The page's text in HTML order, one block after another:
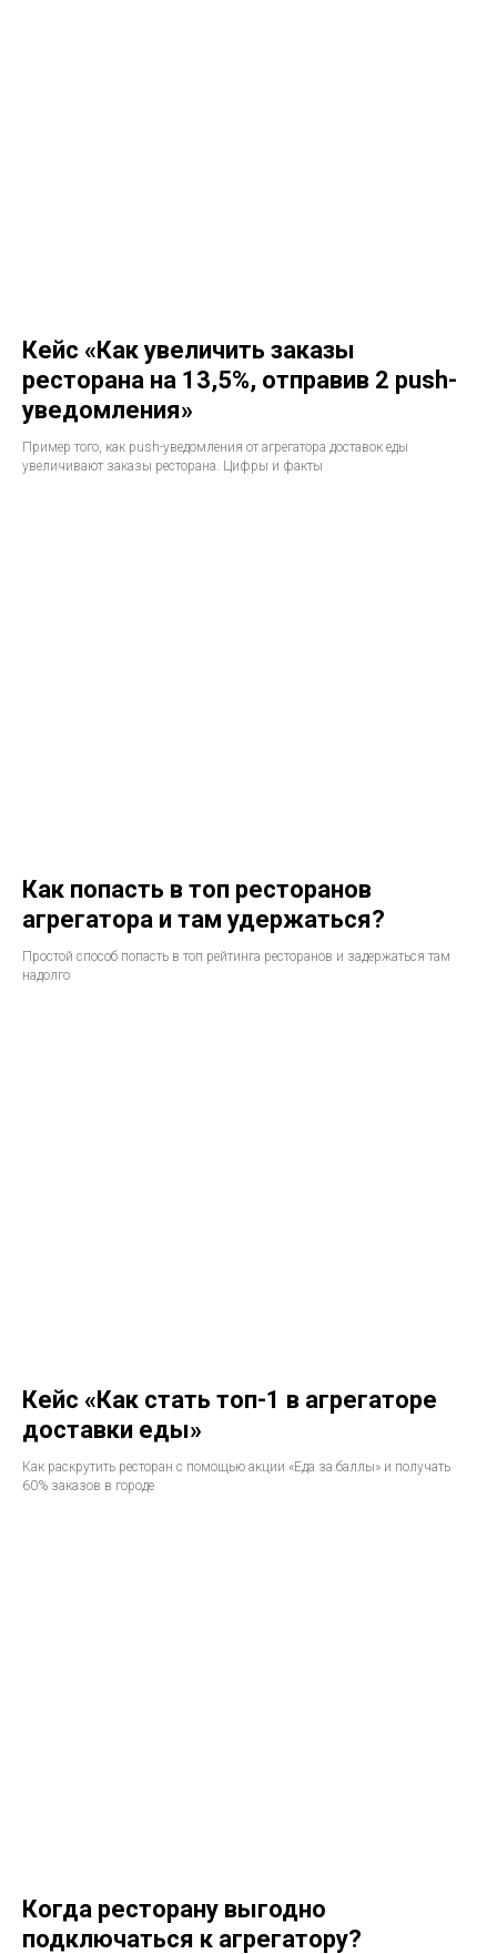
Кейс «Как увеличить заказы
ресторана на 13,5%, отправив 2 push-
уведомления»
Пример того, как push-уведомления от агрегатора доставок еды
увеличивают заказы ресторана. Цифры и факты
Как попасть в топ ресторанов
агрегатора и там удержаться?
Простой способ попасть в топ рейтинга ресторанов и задержаться там
надолго
Кейс «Как стать топ-1 в агрегаторе
доставки еды»
Как раскрутить ресторан с помощью акции «Еда за баллы» и получать
60% заказов в городе
Когда ресторану выгодно
подключаться к агрегатору?